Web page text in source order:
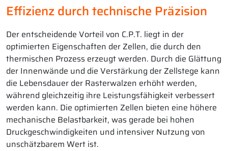
Effizienz durch technische Präzision
Der entscheidende Vorteil von C.P.T. liegt in der
optimierten Eigenschaften der Zellen, die durch den
thermischen Prozess erzeugt werden. Durch die Glättung
der Innenwände und die Verstärkung der Zellstege kann
die Lebensdauer der Rasterwalzen erhöht werden,
während gleichzeitig ihre Leistungsfähigkeit verbessert
werden kann. Die optimierten Zellen bieten eine höhere
mechanische Belastbarkeit, was gerade bei hohen
Druckgeschwindigkeiten und intensiver Nutzung von
unschätzbarem Wert ist.